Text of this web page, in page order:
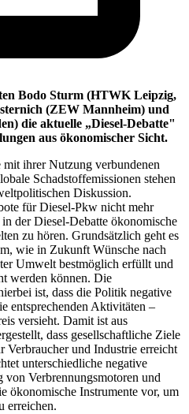
Bodo Sturm (HTWK Leipzig,
(ZEW Mannheim) und
die aktuelle „Diesel-Debatte"
aus ökonomischer Sicht.
ihrer Nutzung verbundenen
Schadstoffemissionen stehen
Diskussion.
für Diesel-Pkw nicht mehr
der Diesel-Debatte ökonomische
zu hören. Grundsätzlich geht es
wie in Zukunft Wünsche nach
Umwelt bestmöglich erfüllt und
werden können. Die
ist, dass die Politik negative
entsprechenden Aktivitäten –
versieht. Damit ist aus
dass gesellschaftliche Ziele
Verbraucher und Industrie erreicht
unterschiedliche negative
von Verbrennungsmotoren und
ökonomische Instrumente vor, um
erreichen.